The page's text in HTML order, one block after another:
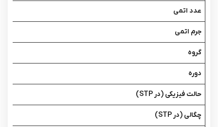
عدد اتمی
جرم اتمی
گروه
دوره
حالت فیزیکی (در STP)
چگالی (در STP)